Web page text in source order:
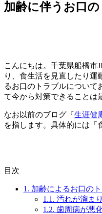
加齢に伴うお口
こんにちは。千葉県船橋市
り、食生活を見直したり
るお口のトラブルについて
て今から対策できることは
なお以前のブログ『生涯健
を指します。具体的には「
目次
1. 加齢によるお口の
1.1. 汚れが溜ま
1.2. 歯周病が悪